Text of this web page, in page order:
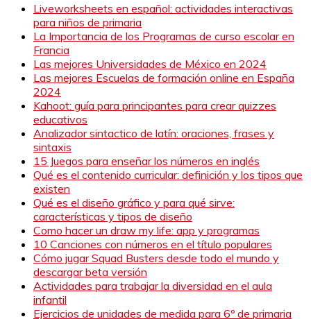
Liveworksheets en español: actividades interactivas
para niños de primaria
La Importancia de los Programas de curso escolar en
Francia
Las mejores Universidades de México en 2024
Las mejores Escuelas de formación online en España
2024
Kahoot: guía para principantes para crear quizzes
educativos
Analizador sintactico de latín: oraciones, frases y
sintaxis
15 Juegos para enseñar los números en inglés
Qué es el contenido curricular: definición y los tipos que
existen
Qué es el diseño gráfico y para qué sirve:
características y tipos de diseño
Como hacer un draw my life: app y programas
10 Canciones con números en el título populares
Cómo jugar Squad Busters desde todo el mundo y
descargar beta versión
Actividades para trabajar la diversidad en el aula
infantil
Ejercicios de unidades de medida para 6º de primaria